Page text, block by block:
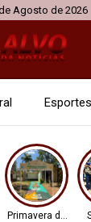
Agosto de 2026
Esportes
Primavera do